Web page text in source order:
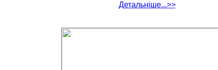
Детальніше...>>